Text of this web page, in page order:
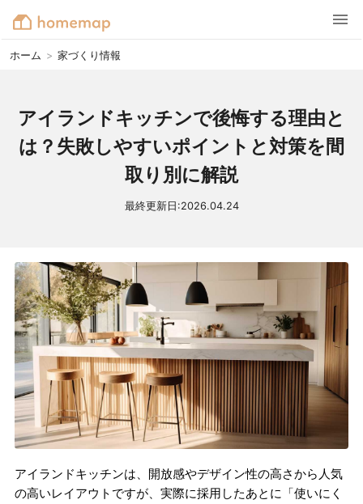
ホーム > 家づくり情報
アイランドキッチンで後悔する理由と
は？失敗しやすいポイントと対策を間
取り別に解説
最終更新日:2026.04.24
アイランドキッチンは、開放感やデザイン性の高さから人気
の高いレイアウトですが、実際に採用したあとに「使いにく